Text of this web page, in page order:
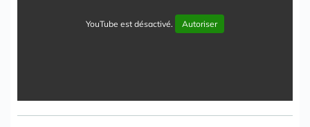
YouTube est désactivé. Autoriser